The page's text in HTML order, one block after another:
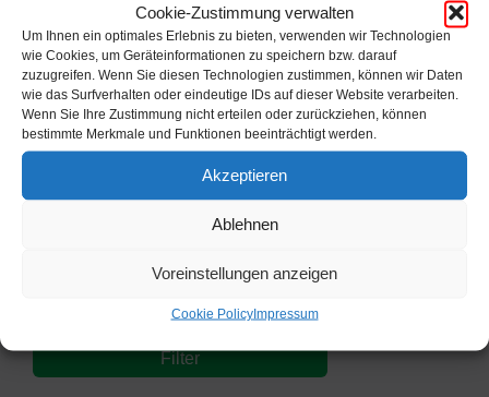
Cookie-Zustimmung verwalten
Um Ihnen ein optimales Erlebnis zu bieten, verwenden wir Technologien
wie Cookies, um Geräteinformationen zu speichern bzw. darauf
zuzugreifen. Wenn Sie diesen Technologien zustimmen, können wir Daten
wie das Surfverhalten oder eindeutige IDs auf dieser Website verarbeiten.
Wenn Sie Ihre Zustimmung nicht erteilen oder zurückziehen, können
bestimmte Merkmale und Funktionen beeinträchtigt werden.
Akzeptieren
Ablehnen
Voreinstellungen anzeigen
Cookie PolicyImpressum
2 3 4 5
Back
to
calendar
days
Filter